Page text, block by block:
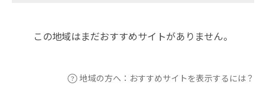
この地域はまだおすすめサイトがありません。
地域の方へ：おすすめサイトを表示するには？